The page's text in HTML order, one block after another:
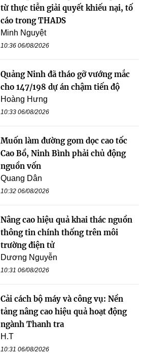
từ thực tiễn giải quyết khiếu nại, tố
cáo trong THADS
Minh Nguyệt
10:36 06/08/2026
Quảng Ninh đã tháo gỡ vướng mắc
cho 147/198 dự án chậm tiến độ
Hoàng Hưng
10:33 06/08/2026
Muốn làm đường gom dọc cao tốc
Cao Bồ, Ninh Bình phải chủ động
nguồn vốn
Quang Dân
10:32 06/08/2026
Nâng cao hiệu quả khai thác nguồn
thông tin chính thống trên môi
trường điện tử
Dương Nguyễn
10:31 06/08/2026
Cải cách bộ máy và công vụ: Nền
tảng nâng cao hiệu quả hoạt động
ngành Thanh tra
H.T
10:31 06/08/2026